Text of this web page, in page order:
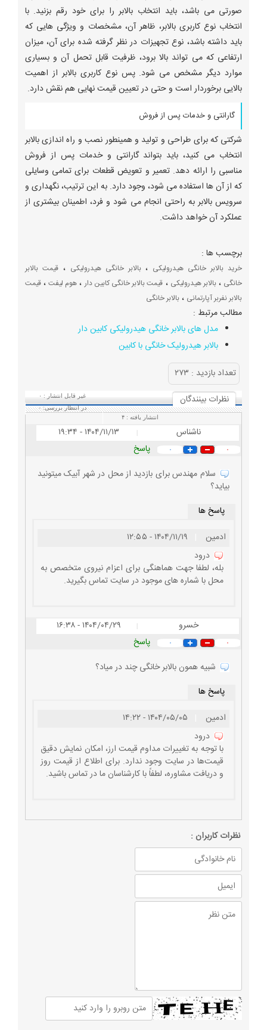
صورتی می باشد، باید انتخاب بالابر را برای خود رقم بزنید. با
انتخاب نوع کاربری بالابر، ظاهر آن، مشخصات و ویژگی هایی که
باید داشته باشد، نوع تجهیزات در نظر گرفته شده برای آن، میزان
ارتفاعی که می تواند بالا برود، ظرفیت قابل تحمل آن و بسیاری
موارد دیگر مشخص می شود. پس نوع کاربری بالابر از اهمیت
بالایی برخوردار است و حتی در تعیین قیمت نهایی هم نقش دارد.
گارانتی و خدمات پس از فروش
شرکتی که برای طراحی و تولید و همینطور نصب و راه اندازی بالابر
انتخاب می کنید، باید بتواند گارانتی و خدمات پس از فروش
مناسبی را ارائه دهد. تعمیر و تعویض قطعات برای تمامی وسایلی
که از آن ها استفاده می شود، وجود دارد. به این ترتیب، نگهداری و
سرویس بالابر به راحتی انجام می شود و فرد، اطمینان بیشتری از
عملکرد آن خواهد داشت.
برچسب ها :
خرید بالابر خانگی هیدرولیکی ،بالابر خانگی هیدرولیکی ،قیمت بالابر
خانگی ، بالابر هیدرولیکی ، قیمت بالابر خانگی کابین دار، هوم لیفت،قیمت
بالابر نفربر آپارتمانی ، بالابر خانگی
مطالب مرتبط :
مدل های بالابر خانگی هیدرولیکی کابین دار
بالابر هیدرولیک خانگی با کابین
تعداد بازديد : ۲۷۳
نظرات بينندگان
غیر قابل انتشار : ۰
در انتظار بررسی:۰
انتشار یافته :۴
ناشناس ۱۴۰۴/۱۱/۱۳ - ۱۹:۳۴
۰ ۰
پاسخ
سلام مهندس برای بازدید از محل در شهر آبیک میتونید
بیاید؟
پاسخ ها
ادمین
۱۴۰۴/۱۱/۱۹ - ۱۲:۵۵
درود
بله، لطفا جهت هماهنگی برای اعزام نیروی متخصص به
محل با شماره های موجود در سایت تماس بگیرید.
خسرو ۱۴۰۴/۰۴/۲۹ - ۱۶:۳۸
۰ ۰
پاسخ
شبیه همون بالابر خانگی چند در میاد؟
پاسخ ها
ادمین
۱۴۰۴/۰۵/۰۵ - ۱۴:۲۲
درود
با توجه به تغییرات مداوم قیمت ارز، امکان نمایش دقیق
قیمت‌ها در سایت وجود ندارد. برای اطلاع از قیمت روز
و دریافت مشاوره، لطفاً با کارشناسان ما در تماس باشید.
نظرات كاربران :